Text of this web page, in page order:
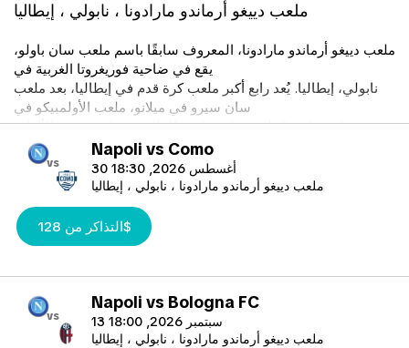
ملعب دييغو أرماندو مارادونا ، نابولي ، إيطاليا
ملعب دييغو أرماندو مارادونا، المعروف سابقًا باسم ملعب سان باولو،
يقع في ضاحية فوريغروتا الغربية في
نابولي، إيطاليا. يُعد رابع أكبر ملعب كرة قدم في إيطاليا، بعد ملعب
سان سيرو في ميلانو، ملعب الأولمبيكو في
روما، وسان نيكولا في باري. لعب الملعب دورًا في دورة الألعاب
الأولمبية الصيفية لعام 1960 في روما، حيث
استضاف مباريات كرة القدم التمهيدية.
يُستخدم الملعب بشكل رئيسي لمباريات كرة القدم، وهو الملعب
الرئيسي لنادي إس إس سي نابولي. تم بناء
الملعب في عام 1959، وخضع لتجديدات واسعة في عام 1989
إضافية في عام 2018. تبلغ السعة الحالية للملعب 60,240 متفرجًا.
كان الملعب قادرًا على استيعاب ما يقرب من 90,000 متفرج. يحمل
الملعب أهمية تاريخية وثقافية كبيرة في
vs
Napoli vs Como
30 أغسطس 2026, 18:30
ملعب دييغو أرماندو مارادونا ، نابولي ، إيطاليا
التذاكر من 128$
vs
Napoli vs Bologna FC
13 سبتمبر 2026, 18:00
ملعب دييغو أرماندو مارادونا ، نابولي ، إيطاليا